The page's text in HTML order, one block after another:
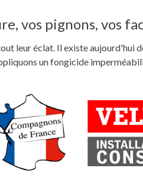
vos pignons, vos
leur éclat. Il existe
un fongicide